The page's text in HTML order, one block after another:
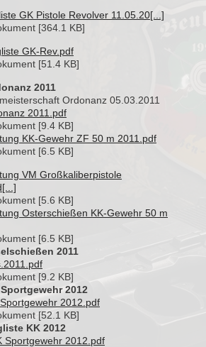
GK Pistole Revolver 11.05.20[...]
[364.1 KB]
GK-Rev.pdf
[51.4 KB]
2011
Ordonanz 05.03.2011
2011.pdf
[9.4 KB]
KK-Gewehr ZF 50 m 2011.pdf
[6.5 KB]
VM Großkaliberpistole
[5.6 KB]
Osterschießen KK-Gewehr 50 m
[6.5 KB]
2011
[9.2 KB]
2012
2012.pdf
[52.1 KB]
KK 2012
Sportgewehr 2012.pdf